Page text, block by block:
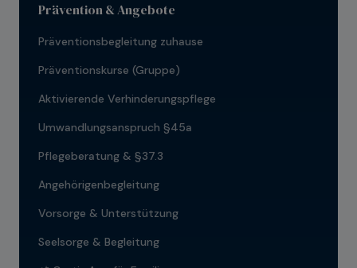
Prävention & Angebote
Präventionsbegleitung zuhause
Präventionskurse (Gruppe)
Aktivierende Verhinderungspflege
Umwandlungsanspruch §45a
Pflegeberatung & §37.3
Angehörigenbegleitung
Vorsorge & Unterstützung
Seelsorge & Begleitung